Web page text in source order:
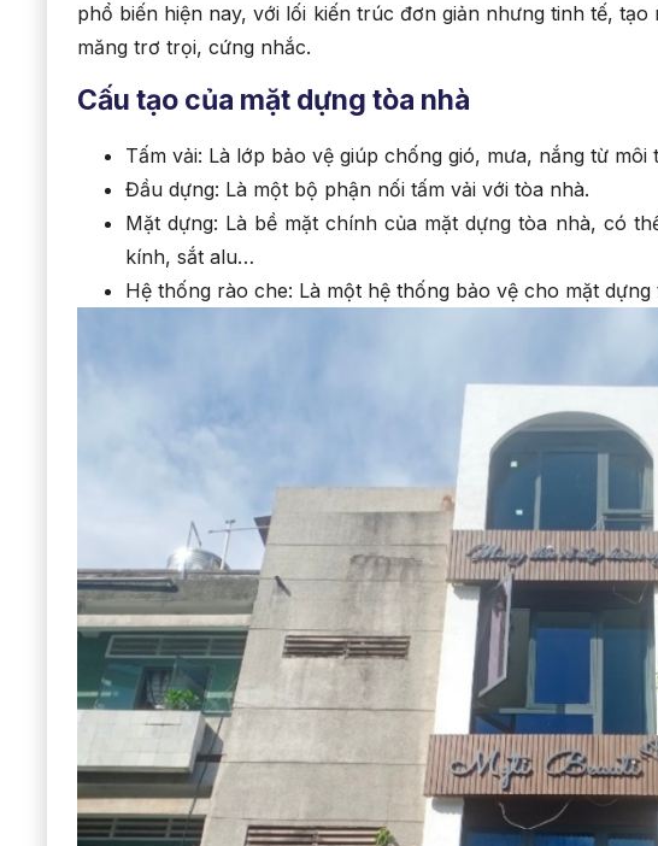
phổ biến hiện nay, với lối kiến trúc đơn giản nhưng tinh tế,
măng trơ trọi, cứng nhắc.
Cấu tạo của mặt dựng tòa nhà
Tấm vải: Là lớp bảo vệ giúp chống gió, mưa, nắng từ môi
Đầu dựng: Là một bộ phận nối tấm vải với tòa nhà.
Mặt dựng: Là bề mặt chính của mặt dựng tòa nhà, có
kính, sắt alu…
Hệ thống rào che: Là một hệ thống bảo vệ cho mặt dựng